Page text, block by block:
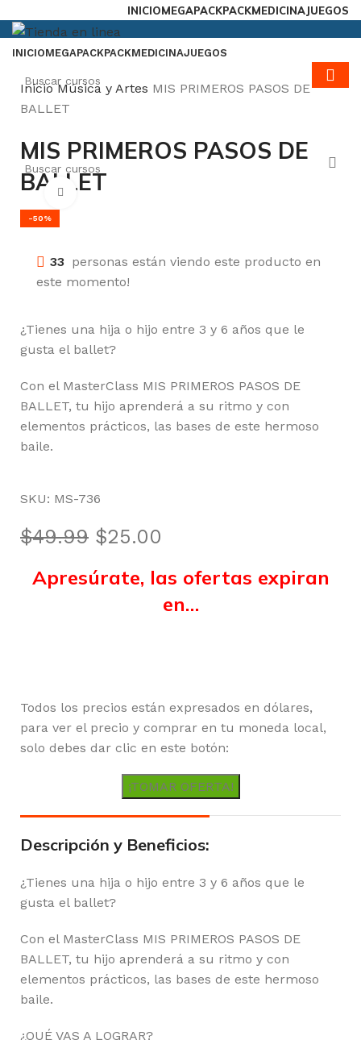
INICIOMEGAPACKPACKMEDICINAJUEGOS
INICIOMEGAPACKPACKMEDICINAJUEGOS
InicioMúsica y Artes MIS PRIMEROS PASOS DE
BALLET
MIS PRIMEROS PASOS DE
BALLET
-50%
Click para agrandar
33 personas están viendo este producto en
este momento!
¿Tienes una hija o hijo entre 3 y 6 años que le
gusta el ballet?
Con el MasterClass MIS PRIMEROS PASOS DE
BALLET, tu hijo aprenderá a su ritmo y con
elementos prácticos, las bases de este hermoso
baile.
SKU: MS-736
$49.99 $25.00
Apresúrate, las ofertas expiran
en…
Todos los precios están expresados en dólares,
para ver el precio y comprar en tu moneda local,
solo debes dar clic en este botón:
¡TOMAR OFERTA!
Descripción y Beneficios:
¿Tienes una hija o hijo entre 3 y 6 años que le
gusta el ballet?
Con el MasterClass MIS PRIMEROS PASOS DE
BALLET, tu hijo aprenderá a su ritmo y con
elementos prácticos, las bases de este hermoso
baile.
¿QUÉ VAS A LOGRAR?